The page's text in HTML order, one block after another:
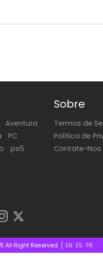
Aventura
PC
ps5
Sobre
Termos de
Política de
Contate-Nos
All Right Reserved EN ES FR